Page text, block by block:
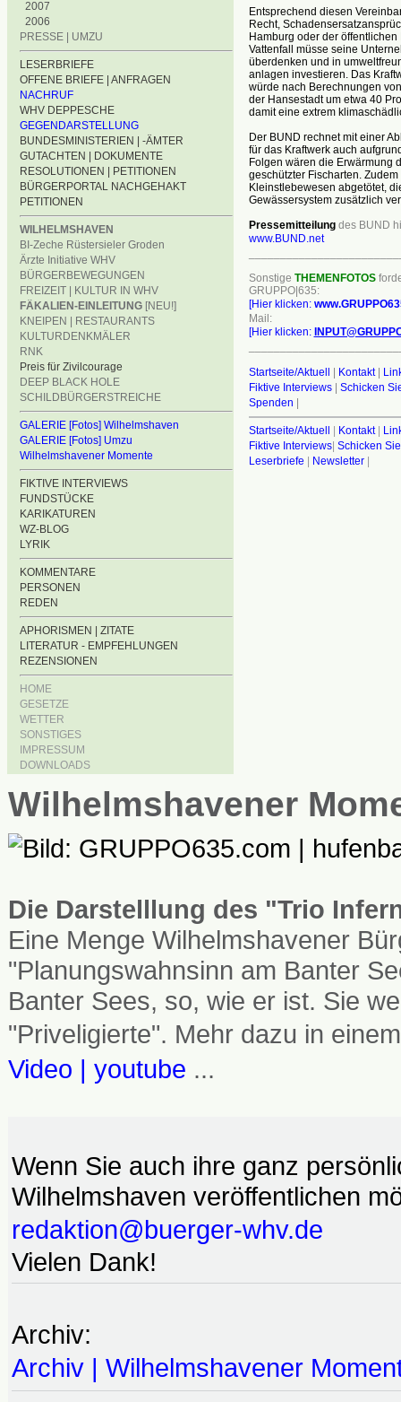
2007
2006
PRESSE | UMZU
LESERBRIEFE
OFFENE BRIEFE | ANFRAGEN
NACHRUF
WHV DEPPESCHE
GEGENDARSTELLUNG
BUNDESMINISTERIEN | -ÄMTER
GUTACHTEN | DOKUMENTE
RESOLUTIONEN | PETITIONEN
BÜRGERPORTAL NACHGEHAKT
PETITIONEN
WILHELMSHAVEN
BI-Zeche Rüstersieler Groden
Ärzte Initiative WHV
BÜRGERBEWEGUNGEN
FREIZEIT | KULTUR IN WHV
FÄKALIEN-EINLEITUNG [NEU!]
KNEIPEN | RESTAURANTS
KULTURDENKMÄLER
RNK
Preis für Zivilcourage
DEEP BLACK HOLE
SCHILDBÜRGERSTREICHE
GALERIE [Fotos] Wilhelmshaven
GALERIE [Fotos] Umzu
Wilhelmshavener Momente
FIKTIVE INTERVIEWS
FUNDSTÜCKE
KARIKATUREN
WZ-BLOG
LYRIK
KOMMENTARE
PERSONEN
REDEN
APHORISMEN | ZITATE
LITERATUR - EMPFEHLUNGEN
REZENSIONEN
HOME
GESETZE
WETTER
SONSTIGES
IMPRESSUM
DOWNLOADS
Entsprechend diesen
Recht,
Hamburg oder der
Vattenfall müsse seine
überdenken und in
anlagen investieren. Das
würde nach Berechnungen
der Hansestadt um etwa 40
damit eine extrem
Der BUND rechnet mit einer
für das Kraftwerk auch
Folgen wären die Erwärmung
geschützter Fischarten.
Kleinstlebewesen abgetötet,
Gewässersystem zusätzlich
Pressemitteilungdes BUND
www.BUND.net
Sonstige THEMENFOTOS
GRUPPO|635:
[Hier klicken:
Mail:
[Hier klicken:
Startseite/Aktuell | Kontakt|
Fiktive Interviews| Schicken
Spenden |
Startseite/Aktuell | Kontakt|
Fiktive Interviews| Schicken
Leserbriefe | Newsletter|
Wilhelmshavener
Die Darstelllung des "Trio
Eine Menge Wilhelmshavener
"Planungswahnsinn am Banter
Banter Sees, so, wie er ist. Sie
"Priveligierte". Mehr dazu in
Video | youtube ...
Wenn Sie auch ihre ganz
Wilhelmshaven veröffentlichen
redaktion@buerger-whv.de
Vielen Dank!
Archiv:
Archiv | Wilhelmshavener